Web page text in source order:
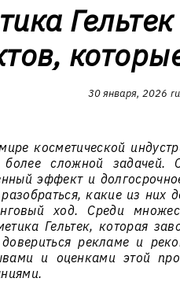
30 января, 2026
косметической
более сложной задачей.
эффект и
какие из них
ход. Среди
Гельтек, которая
рекламе и
и оценками этой